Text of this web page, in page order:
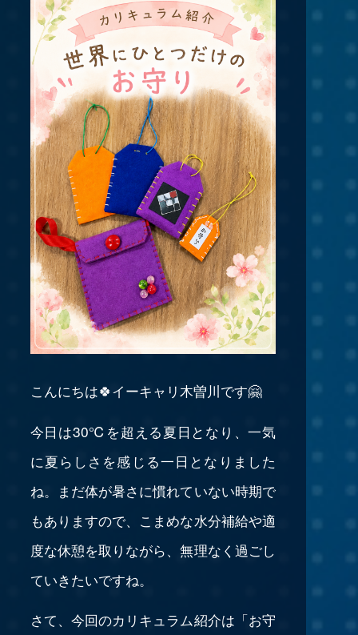
こんにちは🍀イーキャリ木曽川です🤗
今日は30℃を超える夏日となり、一気
に夏らしさを感じる一日となりました
ね。まだ体が暑さに慣れていない時期で
もありますので、こまめな水分補給や適
度な休憩を取りながら、無理なく過ごし
ていきたいですね。
さて、今回のカリキュラム紹介は「お守